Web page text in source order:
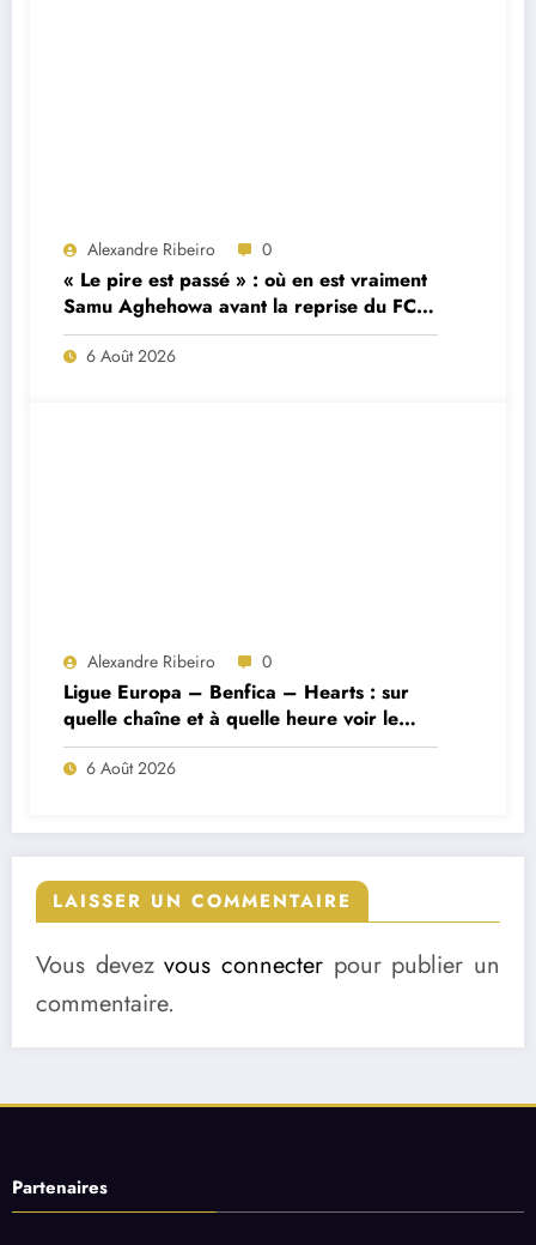
Alexandre Ribeiro 0
« Le pire est passé » : où en est vraiment
Samu Aghehowa avant la reprise du FC
Porto ?
6 Août 2026
Alexandre Ribeiro 0
Ligue Europa – Benfica – Hearts : sur
quelle chaîne et à quelle heure voir le
match ?
6 Août 2026
LAISSER UN COMMENTAIRE
Vous devezvous connecter pour publier un
commentaire.
Partenaires